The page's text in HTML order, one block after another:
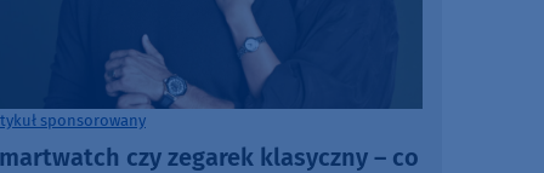
sponsorowany
czy zegarek klasyczny – co